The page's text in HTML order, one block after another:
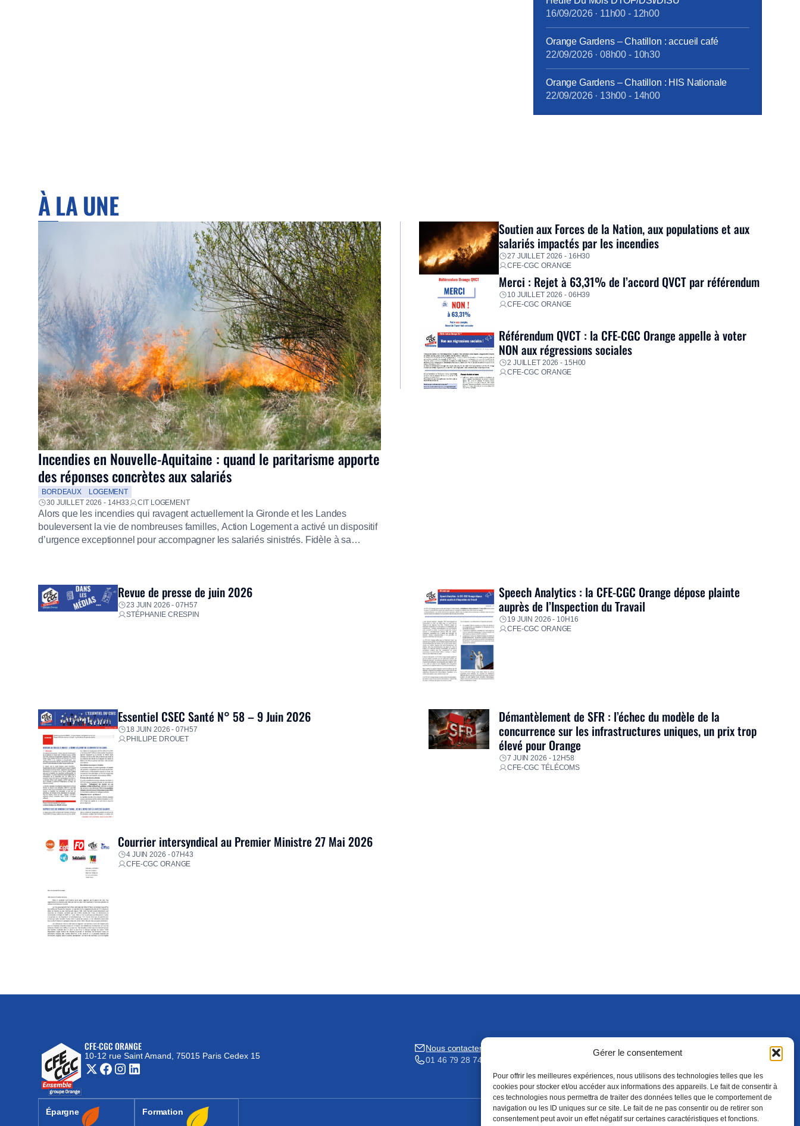
Gérer le consentement
Pour offrir les meilleures expériences, nous utilisons des technologies telles que les
cookies pour stocker et/ou accéder aux informations des appareils. Le fait de consentir à
ces technologies nous permettra de traiter des données telles que le comportement de
navigation ou les ID uniques sur ce site. Le fait de ne pas consentir ou de retirer son
consentement peut avoir un effet négatif sur certaines caractéristiques et fonctions.
16/09/2026· 11h00 - 12h00
Orange Gardens – Chatillon : accueil café
22/09/2026· 08h00 - 10h30
Orange Gardens – Chatillon : HIS Nationale
22/09/2026· 13h00 - 14h00
À LA UNE
Incendies en Nouvelle-Aquitaine : quand le paritarisme apporte
des réponses concrètes aux salariés
BORDEAUX
LOGEMENT
30 JUILLET 2026 - 14H33
CIT LOGEMENT
Alors que les incendies qui ravagent actuellement la Gironde et les Landes
bouleversent la vie de nombreuses familles, Action Logement a activé un dispositif
d’urgence exceptionnel pour accompagner les salariés sinistrés. Fidèle à sa
Soutien aux Forces de la Nation, aux populations et aux
salariés impactés par les incendies
27 JUILLET 2026 - 16H30
CFE-CGC ORANGE
Merci : Rejet à 63,31% de l’accord QVCT par référendum
10 JUILLET 2026 - 06H39
CFE-CGC ORANGE
Référendum QVCT : la CFE-CGC Orange appelle à voter
NON aux régressions sociales
2 JUILLET 2026 - 15H00
CFE-CGC ORANGE
Revue de presse de juin 2026
23 JUIN 2026 - 07H57
STÉPHANIE CRESPIN
Speech Analytics : la CFE-CGC Orange dépose plainte
auprès de l’Inspection du Travail
19 JUIN 2026 - 10H16
CFE-CGC ORANGE
Essentiel CSEC Santé N° 58 – 9 Juin 2026
18 JUIN 2026 - 07H57
PHILLIPE DROUET
Démantèlement de SFR : l’échec du modèle de la
concurrence sur les infrastructures uniques, un prix trop
élevé pour Orange
7 JUIN 2026 - 12H58
CFE-CGC TÉLÉCOMS
Courrier intersyndical au Premier Ministre 27 Mai 2026
4 JUIN 2026 - 07H43
CFE-CGC ORANGE
CFE-CGC ORANGE
10-12 rue Saint Amand, 75015 Paris Cedex 15
(nouvelle fenêtre)
Nous contacter
01 46 79 28 74
S'ABONNER
(NOUVELLE FENÊTRE)
ADHÉRER
Épargne
(nouvelle fenêtre) Formation
(nouvelle fenêtre)